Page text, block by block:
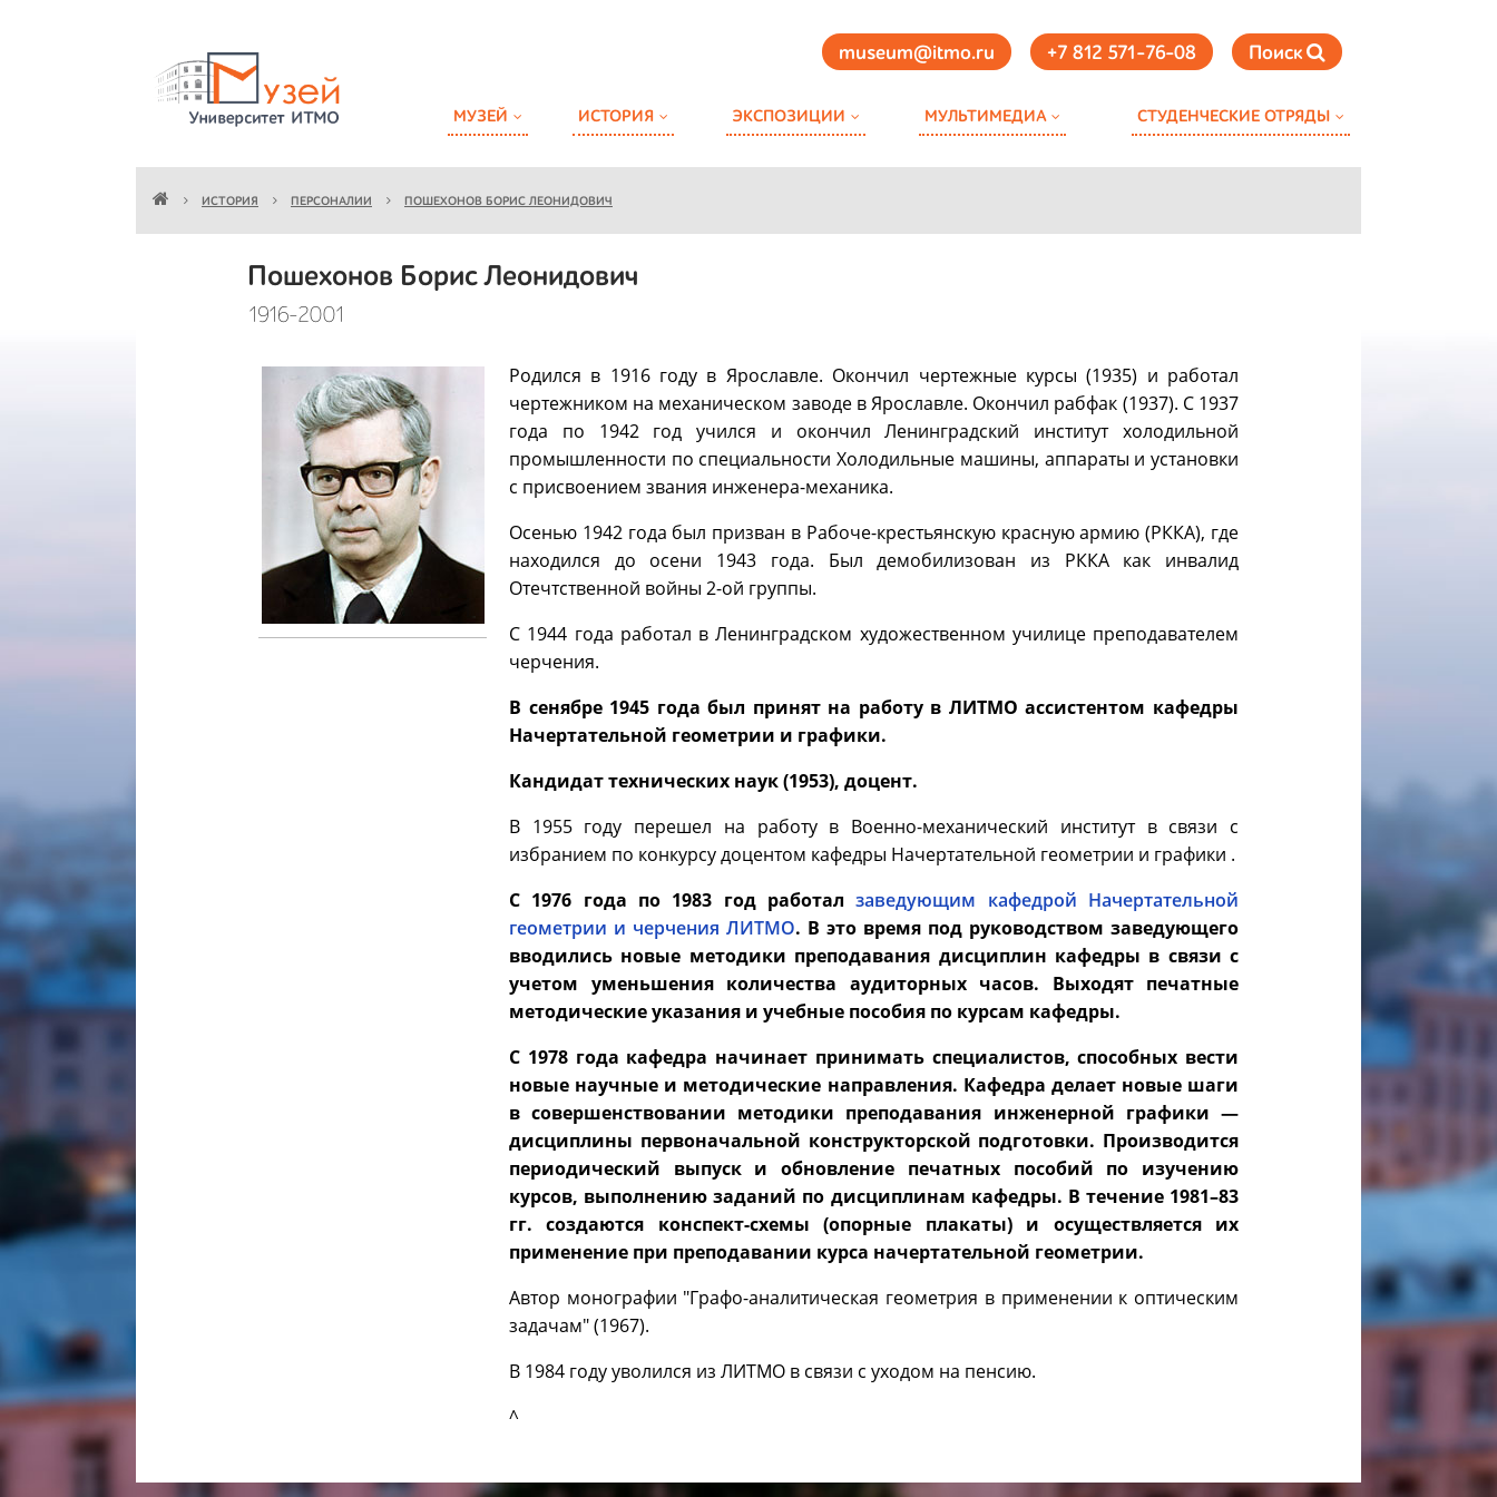
museum@itmo.ru +7 812 571-76-08 Поиск
МУЗЕЙ ИСТОРИЯ ЭКСПОЗИЦИИ МУЛЬТИМЕДИА СТУДЕНЧЕСКИЕ ОТРЯДЫ
ИСТОРИЯ ПЕРСОНАЛИИ ПОШЕХОНОВ БОРИС ЛЕОНИДОВИЧ
Пошехонов Борис Леонидович
1916-2001
Родился в 1916 году в Ярославле. Окончил чертежные курсы (1935) и работал
чертежником на механическом заводе в Ярославле. Окончил рабфак (1937). С 1937
года по 1942 год учился и окончил Ленинградский институт холодильной
промышленности по специальности Холодильные машины, аппараты и установки
с присвоением звания инженера-механика.
Осенью 1942 года был призван в Рабоче-крестьянскую красную армию (РККА), где
находился до осени 1943 года. Был демобилизован из РККА как инвалид
Отечтственной войны 2-ой группы.
С 1944 года работал в Ленинградском художественном училице преподавателем
черчения.
В сенябре 1945 года был принят на работу в ЛИТМО ассистентом кафедры
Начертательной геометрии и графики.
Кандидат технических наук (1953), доцент.
В 1955 году перешел на работу в Военно-механический институт в связи с
избранием по конкурсу доцентом кафедры Начертательной геометрии и графики .
С 1976 года по 1983 год работалзаведующим кафедрой Начертательной
геометрии и черчения ЛИТМО. В это время под руководством заведующего
вводились новые методики преподавания дисциплин кафедры в связи с
учетом уменьшения количества аудиторных часов. Выходят печатные
методические указания и учебные пособия по курсам кафедры.
С 1978 года кафедра начинает принимать специалистов, способных вести
новые научные и методические направления. Кафедра делает новые шаги
в совершенствовании методики преподавания инженерной графики —
дисциплины первоначальной конструкторской подготовки. Производится
периодический выпуск и обновление печатных пособий по изучению
курсов, выполнению заданий по дисциплинам кафедры. В течение 1981–83
гг. создаются конспект-схемы (опорные плакаты) и осуществляется их
применение при преподавании курса начертательной геометрии.
Автор монографии "Графо-аналитическая геометрия в применении к оптическим
задачам" (1967).
В 1984 году уволился из ЛИТМО в связи с уходом на пенсию.
^